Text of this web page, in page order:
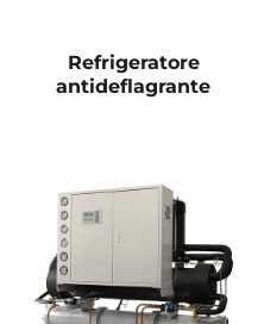
Refrigeratore
antideflagrante